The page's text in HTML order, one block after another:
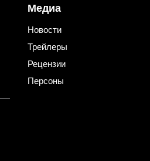
Медиа
Новости
Трейлеры
Рецензии
Персоны